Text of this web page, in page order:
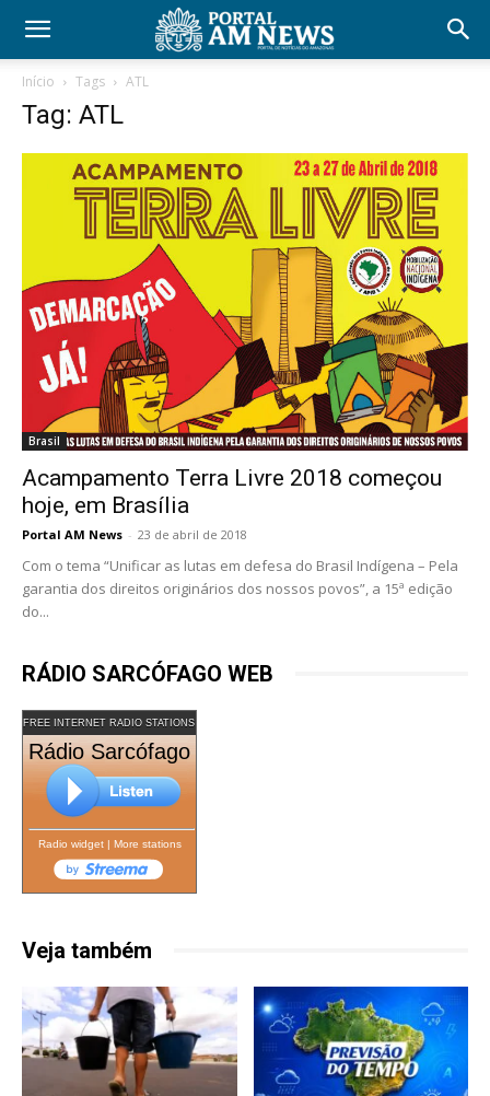
Início Tags ATL
Tag: ATL
Brasil
Acampamento Terra Livre 2018 começou
hoje, em Brasília
Portal AM News - 23 de abril de 2018
Com o tema “Unificar as lutas em defesa do Brasil Indígena – Pela
garantia dos direitos originários dos nossos povos”, a 15ª edição
do...
RÁDIO SARCÓFAGO WEB
FREE INTERNET RADIO STATIONS
Rádio Sarcófago
Radio widget| More stations
Veja também